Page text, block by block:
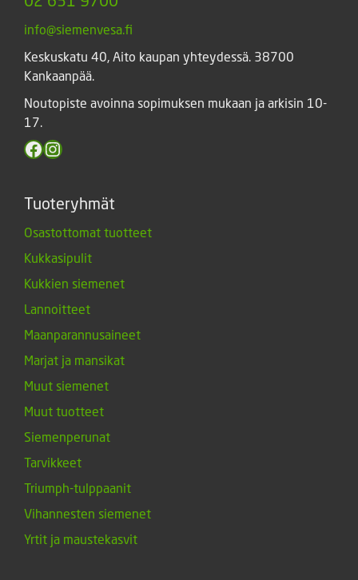
info@siemenvesa.fi
Keskuskatu 40, Aito kaupan yhteydessä. 38700
Kankaanpää.
Noutopiste avoinna sopimuksen mukaan ja arkisin 10-
17.
Facebook
Instagram
Tuoteryhmät
Osastottomat tuotteet
Kukkasipulit
Kukkien siemenet
Lannoitteet
Maanparannusaineet
Marjat ja mansikat
Muut siemenet
Muut tuotteet
Siemenperunat
Tarvikkeet
Triumph-tulppaanit
Vihannesten siemenet
Yrtit ja maustekasvit